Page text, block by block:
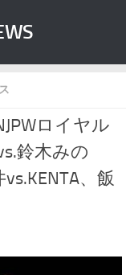
ロイヤル
鈴木みの
、飯